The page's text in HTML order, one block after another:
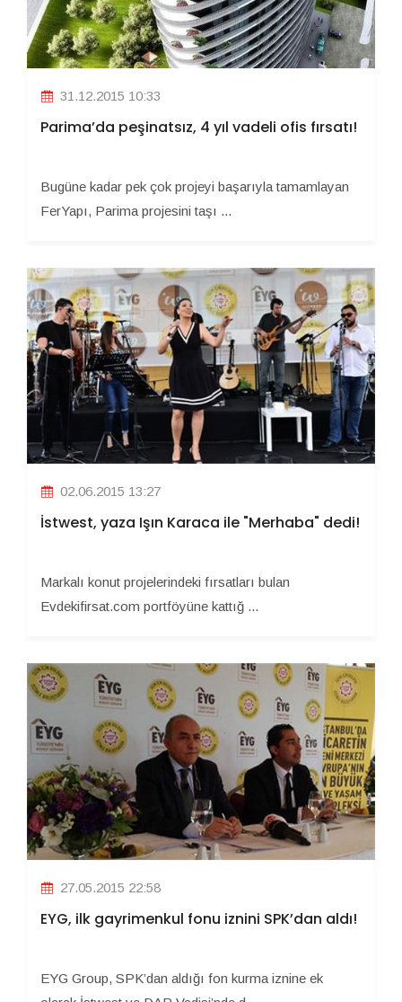
31.12.2015 10:33
Parima’da peşinatsız, 4 yıl vadeli ofis fırsatı!
Bugüne kadar pek çok projeyi başarıyla tamamlayan
FerYapı, Parima projesini taşı ...
02.06.2015 13:27
İstwest, yaza Işın Karaca ile "Merhaba" dedi!
Markalı konut projelerindeki fırsatları bulan
Evdekifirsat.com portföyüne kattığ ...
27.05.2015 22:58
EYG, ilk gayrimenkul fonu iznini SPK’dan aldı!
EYG Group, SPK’dan aldığı fon kurma iznine ek